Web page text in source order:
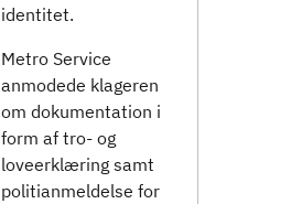
identitet.
Metro Service
anmodede klageren
om dokumentation i
form af tro- og
loveerklæring samt
politianmeldelse for